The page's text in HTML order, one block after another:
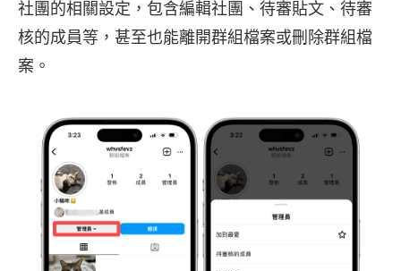
社團的相關設定，包含編輯社團、待審貼文、待審
核的成員等，甚至也能離開群組檔案或刪除群組檔
案。